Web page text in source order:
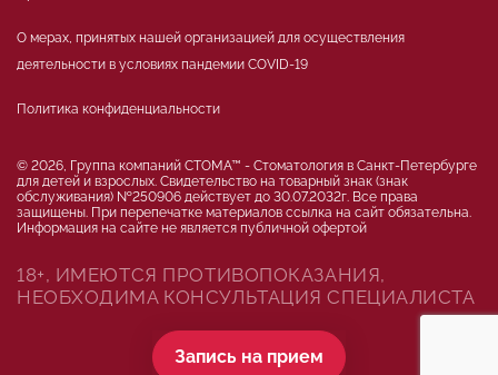
Запись на прием
О мерах, принятых нашей организацией для осуществления
деятельности в условиях пандемии COVID-19
Политика конфиденциальности
© 2026, Группа компаний СТОМА™ - Стоматология в Санкт-Петербурге
для детей и взрослых. Свидетельство на товарный знак (знак
обслуживания) №250906 действует до 30.07.2032г. Все права
защищены. При перепечатке материалов ссылка на сайт обязательна.
Информация на сайте не является публичной офертой
18+, ИМЕЮТСЯ ПРОТИВОПОКАЗАНИЯ,
НЕОБХОДИМА КОНСУЛЬТАЦИЯ СПЕЦИАЛИСТА